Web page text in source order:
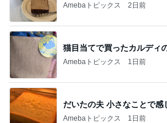
Amebaトピックス 2日前
猫目当てで買ったカルディ
Amebaトピックス 1日前
だいたの夫 小さなことで感
Amebaトピックス 1日前